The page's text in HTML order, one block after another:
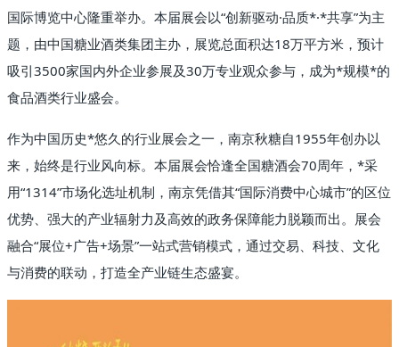
国际博览中心隆重举办。本届展会以“创新驱动·品质*·*共享”为主
题，由中国糖业酒类集团主办，展览总面积达18万平方米，预计
吸引3500家国内外企业参展及30万专业观众参与，成为*规模*的
食品酒类行业盛会。
作为中国历史*悠久的行业展会之一，南京秋糖自1955年创办以
来，始终是行业风向标。本届展会恰逢全国糖酒会70周年，*采
用“1314”市场化选址机制，南京凭借其“国际消费中心城市”的区位
优势、强大的产业辐射力及高效的政务保障能力脱颖而出。展会
融合“展位+广告+场景”一站式营销模式，通过交易、科技、文化
与消费的联动，打造全产业链生态盛宴。